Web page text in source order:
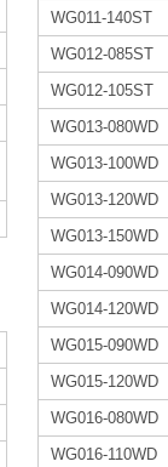
WG011-140ST
WG012-085ST
WG012-105ST
WG013-080WD
WG013-100WD
WG013-120WD
WG013-150WD
WG014-090WD
WG014-120WD
WG015-090WD
WG015-120WD
WG016-080WD
WG016-110WD